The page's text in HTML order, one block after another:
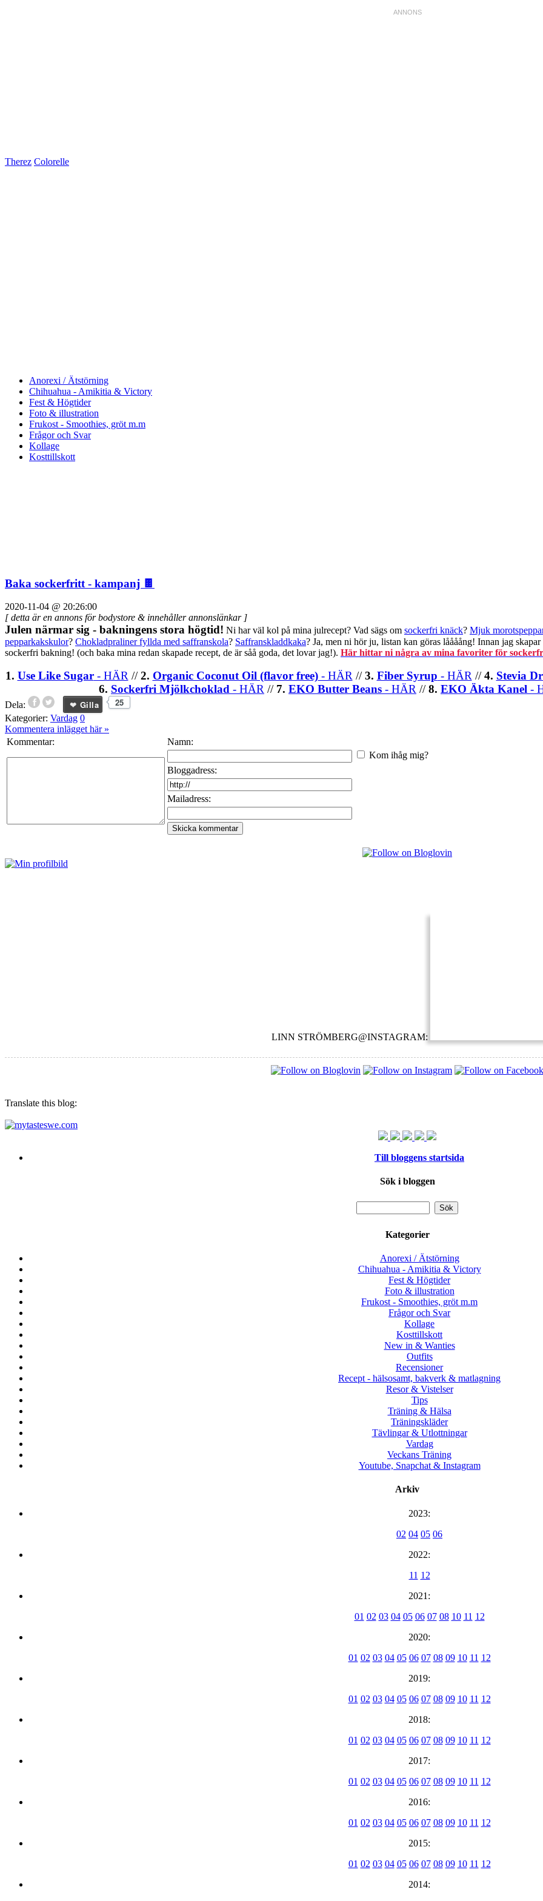
Therez Colorelle
Anorexi / Ätstörning
Chihuahua - Amikitia & Victory
Fest & Högtider
Foto & illustration
Frukost - Smoothies, gröt m.m
Frågor och Svar
Kollage
Kosttillskott
Baka sockerfritt - kampanj 🍫
2020-11-04 @ 20:26:00
[ detta är en annons för bodystore & innehåller annonslänkar ]
Julen närmar sig - bakningens stora högtid! Ni har väl kol på mina julrecept? Vad sägs om sockerfri knäck? Mjuk
pepparkakskulor? Chokladpraliner fyllda med saffranskola? Saffranskladdkaka? Ja, men ni hör ju, listan kan göras låååång! Innan jag
sockerfri bakning! (och baka mina redan skapade recept, de är såå goda, det lovar jag!). Här hittar ni några av mina favoriter för
1. Use Like Sugar- HÄR//2. Organic Coconut Oil (flavor free)- HÄR//3. Fiber Syrup - HÄR//4. Stevia
6. Sockerfri Mjölkchoklad - HÄR // 7. EKO Butter Beans - HÄR //8. EKO Äkta Kanel -
Dela: 25
Gilla
Kategorier: Vardag 0
Kommentera inlägget här »
Kommentar:
Namn:
Kom ihåg mig?
Bloggadress:
Mailadress:
LINN STRÖMBERG@INSTAGRAM:
Translate this blog:
Till bloggens startsida
Sök i bloggen
Kategorier
Anorexi / Ätstörning
Chihuahua - Amikitia & Victory
Fest & Högtider
Foto & illustration
Frukost - Smoothies, gröt m.m
Frågor och Svar
Kollage
Kosttillskott
New in & Wanties
Outfits
Recensioner
Recept - hälsosamt, bakverk & matlagning
Resor & Vistelser
Tips
Träning & Hälsa
Träningskläder
Tävlingar & Utlottningar
Vardag
Veckans Träning
Youtube, Snapchat & Instagram
Arkiv
2023:
02 04 05 06
2022:
11 12
2021:
01 02 03 04 05 06 07 08 10 11 12
2020:
01 02 03 04 05 06 07 08 09 10 11 12
2019:
01 02 03 04 05 06 07 08 09 10 11 12
2018:
01 02 03 04 05 06 07 08 09 10 11 12
2017:
01 02 03 04 05 06 07 08 09 10 11 12
2016:
01 02 03 04 05 06 07 08 09 10 11 12
2015:
01 02 03 04 05 06 07 08 09 10 11 12
2014: